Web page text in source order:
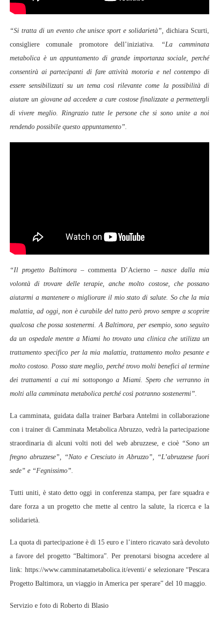
“Si tratta di un evento che unisce sport e solidarietà”,dichiara Scurti,
consigliere comunale promotore dell’iniziativa. “La camminata
metabolica è un appuntamento di grande importanza sociale, perché
consentirà ai partecipanti di fare attività motoria e nel contempo di
essere sensibilizzati su un tema così rilevante come la possibilità di
aiutare un giovane ad accedere a cure costose finalizzate a permettergli
di vivere meglio. Ringrazio tutte le persone che si sono unite a noi
rendendo possibile questo appuntamento”.
“Il progetto Baltimora – commenta D’Acierno – nasce dalla mia
volontà di trovare delle terapie, anche molto costose, che possano
aiutarmi a mantenere o migliorare il mio stato di salute. So che la mia
malattia, ad oggi, non è curabile del tutto però provo sempre a scoprire
qualcosa che possa sostenermi. A Baltimora, per esempio, sono seguito
da un ospedale mentre a Miami ho trovato una clinica che utilizza un
trattamento specifico per la mia malattia, trattamento molto pesante e
molto costoso. Posso stare meglio, perché trovo molti benefici al termine
dei trattamenti a cui mi sottopongo a Miami. Spero che verranno in
molti alla camminata metabolica perché così potranno sostenermi”.
La camminata, guidata dalla trainer Barbara Antelmi in collaborazione
con i trainer di Camminata Metabolica Abruzzo, vedrà la partecipazione
straordinaria di alcuni volti noti del web abruzzese, e cioè“Sono un
fregno abruzzese”, “Nato e Cresciuto in Abruzzo”, “L’abruzzese fuori
sede” e “Fegnissimo”.
Tutti uniti, è stato detto oggi in conferenza stampa, per fare squadra e
dare forza a un progetto che mette al centro la salute, la ricerca e la
solidarietà.
La quota di partecipazione è di 15 euro e l’intero ricavato sarà devoluto
a favore del progetto “Baltimora”. Per prenotarsi bisogna accedere al
link: https://www.camminatametabolica.it/eventi/ e selezionare “Pescara
Progetto Baltimora, un viaggio in America per sperare” del 10 maggio.
Servizio e foto di Roberto di Blasio